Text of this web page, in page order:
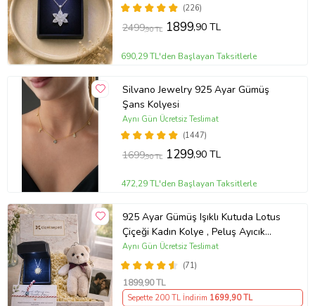
(226)
2499,90 TL 1899,90 TL
690,29 TL'den Başlayan Taksitlerle
Silvano Jewelry 925 Ayar Gümüş
Şans Kolyesi
(1447)
Aynı Gün Ücretsiz Teslimat
1699,90 TL 1299,90 TL
472,29 TL'den Başlayan Taksitlerle
925 Ayar Gümüş Işıklı Kutuda Lotus
Çiçeği Kadın Kolye , Peluş Ayıcık
Anahtarlık Marteniçka Bileklik,
Polaroid Fotoğraf Hediye
(71)
Aynı Gün Ücretsiz Teslimat
1899,90 TL
Sepette 200 TL İndirim 1699,90 TL